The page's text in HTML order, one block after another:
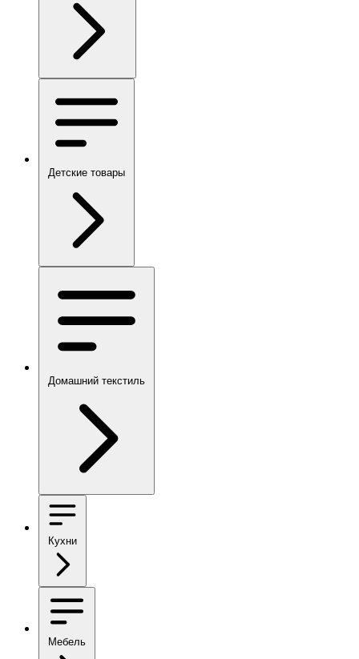
Детские товары
Домашний текстиль
Кухни
Мебель